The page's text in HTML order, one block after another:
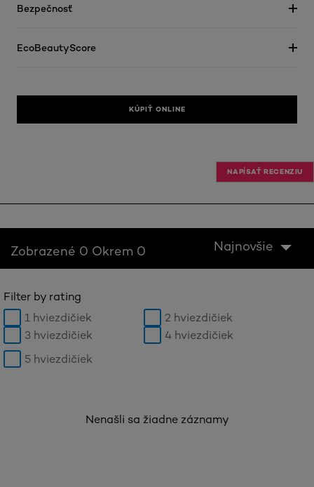
Bezpečnosť
EcoBeautyScore
KÚPIŤ ONLINE
NAPÍSAŤ RECENZIU
Zobrazené 0 Okrem 0 Najnovšie
Filter by rating
1 hviezdičiek
2 hviezdičiek
3 hviezdičiek
4 hviezdičiek
5 hviezdičiek
Nenašli sa žiadne záznamy